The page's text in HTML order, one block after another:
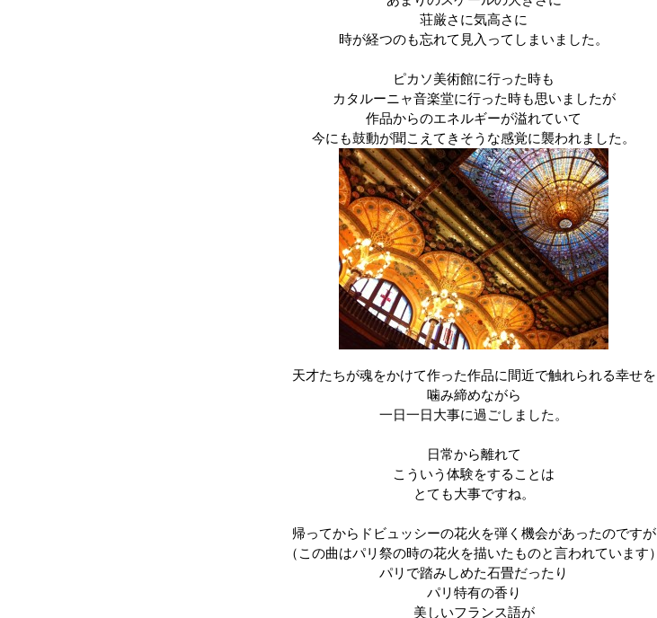
荘厳さに気高さに
時が経つのも忘れて見入ってしまいました。
ピカソ美術館に行った時も
カタルーニャ音楽堂に行った時も思いましたが
作品からのエネルギーが溢れていて
今にも鼓動が聞こえてきそうな感覚に襲われました。
天才たちが魂をかけて作った作品に間近で触れられる幸せを
噛み締めながら
一日一日大事に過ごしました。
日常から離れて
こういう体験をすることは
とても大事ですね。
帰ってからドビュッシーの花火を弾く機会があったのですが
（この曲はパリ祭の時の花火を描いたものと言われています）
パリで踏みしめた石畳だったり
パリ特有の香り
美しいフランス語が